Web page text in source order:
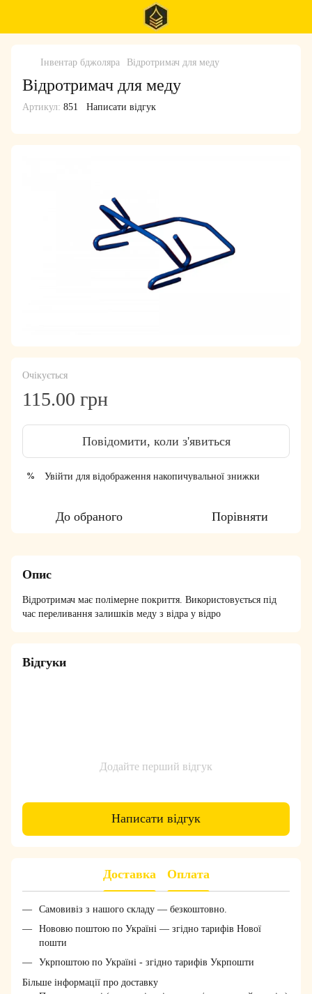
Інвентар бджоляра Відротримач для меду
Відротримач для меду
Артикул: 851 Написати відгук
Очікується
115.00 грн
Повідомити, коли з'явиться
% Увійти для відображення накопичувальної знижки
До обраного Порівняти
Опис
Відротримач має полімерне покриття. Використовується під
час переливання залишків меду з відра у відро
Відгуки
Додайте перший відгук
Написати відгук
Доставка Оплата
Самовивіз з нашого складу — безкоштовно.
Нововю поштою по Україні — згідно тарифів Нової
пошти
Укрпоштою по Україні - згідно тарифів Укрпошти
Більше інформації про доставку